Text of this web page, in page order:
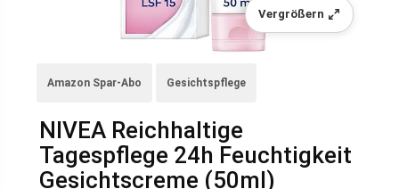
Vergrößern
Amazon Spar-Abo Gesichtspflege
NIVEA Reichhaltige
Tagespflege 24h Feuchtigkeit
Gesichtscreme (50ml)